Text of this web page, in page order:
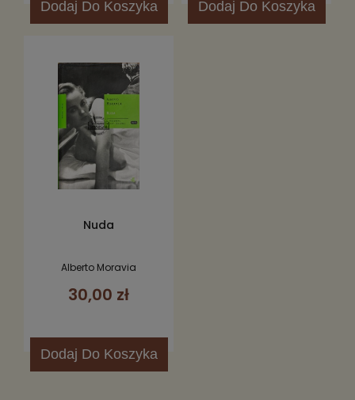
Dodaj Do Koszyka Dodaj Do Koszyka
Nuda
Alberto Moravia
30,00 zł
Dodaj Do Koszyka